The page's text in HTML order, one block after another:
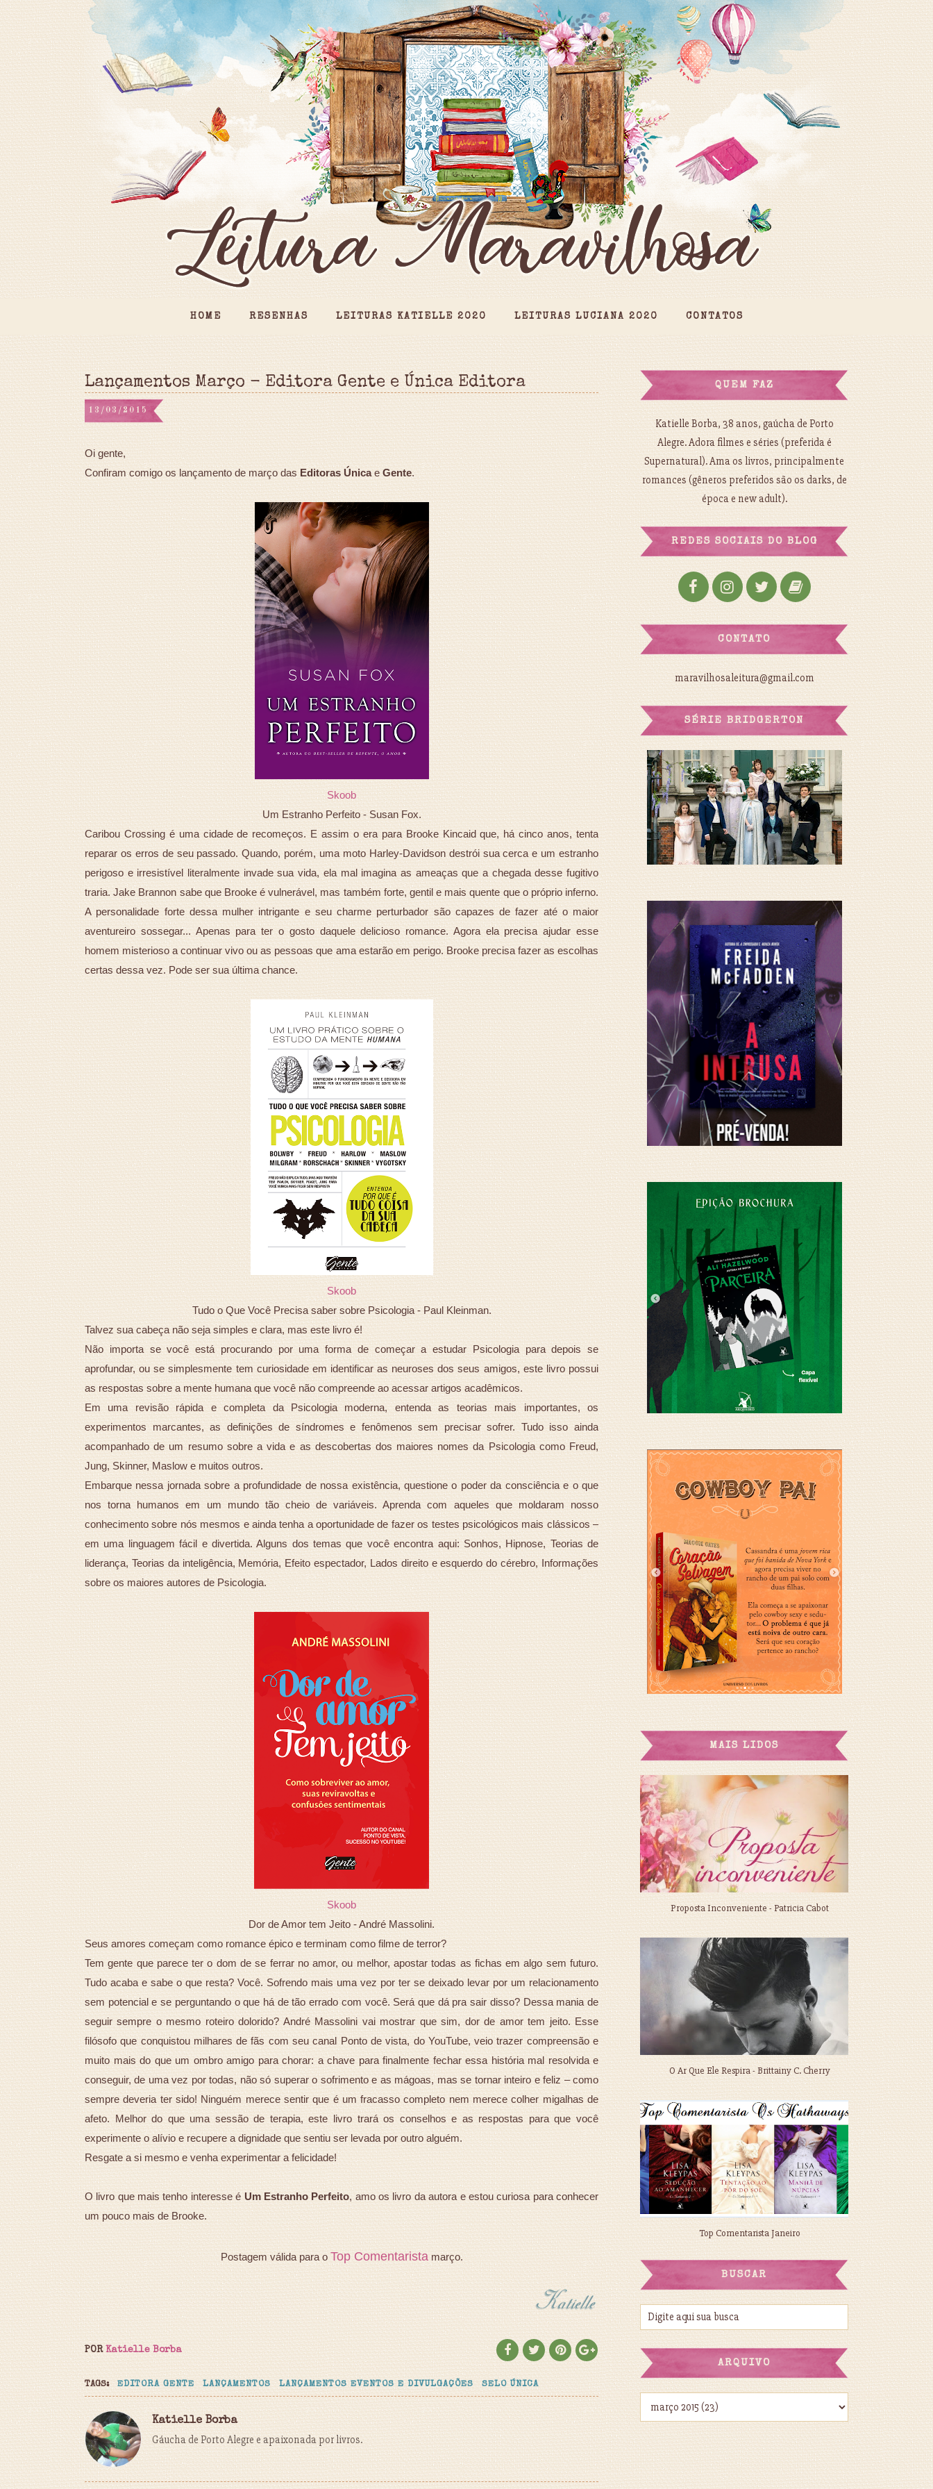
HOME RESENHAS LEITURAS KATIELLE 2020 LEITURAS LUCIANA 2020 CONTATOS
Lançamentos Março - Editora Gente e Única Editora
13/03/2015
Oi gente,
Confiram comigo os lançamento de março dasEditoras Únicae Gente.
Skoob
Um Estranho Perfeito - Susan Fox.
Caribou Crossing é uma cidade de recomeços. E assim o era para Brooke Kincaid que, há cinco anos, tenta
reparar os erros de seu passado. Quando, porém, uma moto Harley-Davidson destrói sua cerca e um estranho
perigoso e irresistível literalmente invade sua vida, ela mal imagina as ameaças que a chegada desse fugitivo
traria. Jake Brannon sabe que Brooke é vulnerável, mas também forte, gentil e mais quente que o próprio inferno.
A personalidade forte dessa mulher intrigante e seu charme perturbador são capazes de fazer até o maior
aventureiro sossegar... Apenas para ter o gosto daquele delicioso romance. Agora ela precisa ajudar esse
homem misterioso a continuar vivo ou as pessoas que ama estarão em perigo. Brooke precisa fazer as escolhas
certas dessa vez. Pode ser sua última chance.
Skoob
Tudo o Que Você Precisa saber sobre Psicologia - Paul Kleinman.
Talvez sua cabeça não seja simples e clara, mas este livro é!
Não importa se você está procurando por uma forma de começar a estudar Psicologia para depois se
aprofundar, ou se simplesmente tem curiosidade em identificar as neuroses dos seus amigos, este livro possui
as respostas sobre a mente humana que você não compreende ao acessar artigos acadêmicos.
Em uma revisão rápida e completa da Psicologia moderna, entenda as teorias mais importantes, os
experimentos marcantes, as definições de síndromes e fenômenos sem precisar sofrer. Tudo isso ainda
acompanhado de um resumo sobre a vida e as descobertas dos maiores nomes da Psicologia como Freud,
Jung, Skinner, Maslow e muitos outros.
Embarque nessa jornada sobre a profundidade de nossa existência, questione o poder da consciência e o que
nos torna humanos em um mundo tão cheio de variáveis. Aprenda com aqueles que moldaram nosso
conhecimento sobre nós mesmos e ainda tenha a oportunidade de fazer os testes psicológicos mais clássicos –
em uma linguagem fácil e divertida. Alguns dos temas que você encontra aqui: Sonhos, Hipnose, Teorias de
liderança, Teorias da inteligência, Memória, Efeito espectador, Lados direito e esquerdo do cérebro, Informações
sobre os maiores autores de Psicologia.
Skoob
Dor de Amor tem Jeito - André Massolini.
Seus amores começam como romance épico e terminam como filme de terror?
Tem gente que parece ter o dom de se ferrar no amor, ou melhor, apostar todas as fichas em algo sem futuro.
Tudo acaba e sabe o que resta? Você. Sofrendo mais uma vez por ter se deixado levar por um relacionamento
sem potencial e se perguntando o que há de tão errado com você. Será que dá pra sair disso? Dessa mania de
seguir sempre o mesmo roteiro dolorido? André Massolini vai mostrar que sim, dor de amor tem jeito. Esse
filósofo que conquistou milhares de fãs com seu canal Ponto de vista, do YouTube, veio trazer compreensão e
muito mais do que um ombro amigo para chorar: a chave para finalmente fechar essa história mal resolvida e
conseguir, de uma vez por todas, não só superar o sofrimento e as mágoas, mas se tornar inteiro e feliz – como
sempre deveria ter sido! Ninguém merece sentir que é um fracasso completo nem merece colher migalhas de
afeto. Melhor do que uma sessão de terapia, este livro trará os conselhos e as respostas para que você
experimente o alívio e recupere a dignidade que sentiu ser levada por outro alguém.
Resgate a si mesmo e venha experimentar a felicidade!
O livro que mais tenho interesse éUm Estranho Perfeito, amo os livro da autora e estou curiosa para conhecer
um pouco mais de Brooke.
Postagem válida para oTop Comentaristamarço.
POR Katielle Borba
TAGS: EDITORA GENTE LANÇAMENTOS LANÇAMENTOS EVENTOS E DIVULGAÇÕES SELO ÚNICA
Katielle Borba
Gáucha de Porto Alegre e apaixonada por livros.
QUEM FAZ
Katielle Borba, 38 anos, gaúcha de Porto
Alegre. Adora filmes e séries (preferida é
Supernatural). Ama os livros, principalmente
romances (gêneros preferidos são os darks, de
época e new adult).
REDES SOCIAIS DO BLOG
CONTATO
maravilhosaleitura@gmail.com
SÉRIE BRIDGERTON
MAIS LIDOS
Proposta Inconveniente - Patricia Cabot
O Ar Que Ele Respira - Brittainy C. Cherry
Top Comentarista Janeiro
BUSCAR
ARQUIVO